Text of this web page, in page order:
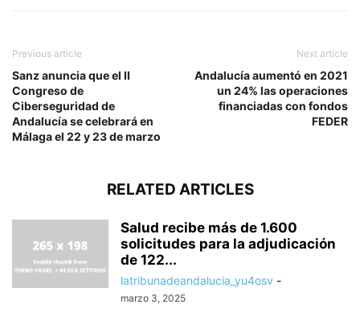
Previous article
Sanz anuncia que el II
Congreso de
Ciberseguridad de
Andalucía se celebrará en
Málaga el 22 y 23 de marzo
Next article
Andalucía aumentó en 2021
un 24% las operaciones
financiadas con fondos
FEDER
RELATED ARTICLES
Salud recibe más de 1.600
solicitudes para la adjudicación
de 122...
latribunadeandalucia_yu4osv -
marzo 3, 2025